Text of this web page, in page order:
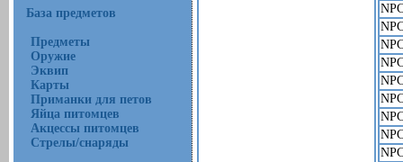
База предметов
Предметы
Оружие
Эквип
Карты
Приманки для петов
Яйца питомцев
Акцессы питомцев
Стрелы/снаряды